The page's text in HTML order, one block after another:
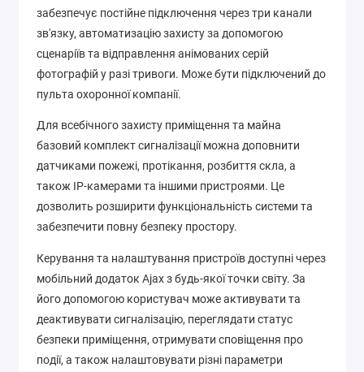
забезпечує постійне підключення через три канали
зв'язку, автоматизацію захисту за допомогою
сценаріїв та відправлення анімованих серій
фотографій у разі тривоги. Може бути підключений до
пульта охоронної компанії.
Для всебічного захисту приміщення та майна
базовий комплект сигналізації можна доповнити
датчиками пожежі, протікання, розбиття скла, а
також IP-камерами та іншими пристроями. Це
дозволить розширити функціональність системи та
забезпечити повну безпеку простору.
Керування та налаштування пристроїв доступні через
мобільний додаток Ajax з будь-якої точки світу. За
його допомогою користувач може активувати та
деактивувати сигналізацію, переглядати статус
безпеки приміщення, отримувати сповіщення про
події, а також налаштовувати різні параметри